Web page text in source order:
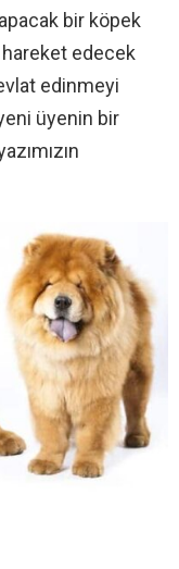
bir köpek
edecek
edinmeyi
üyenin bir